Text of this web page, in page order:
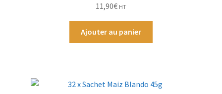
11,90€ HT
Ajouter au panier